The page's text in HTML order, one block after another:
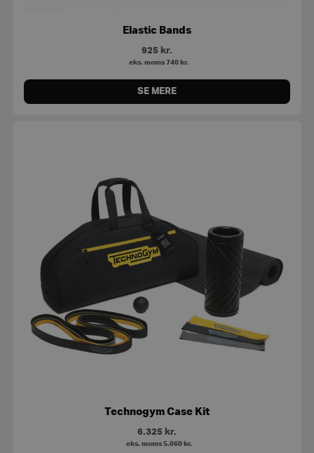
Elastic Bands
925 kr.
eks. moms 740 kr.
SE MERE
Technogym Case Kit
6.325 kr.
eks. moms 5.060 kr.